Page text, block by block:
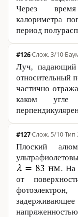
Через
калориметра
период
#126· 3/10·
Луч, падающий
относительный
частично
каком угле
#127· 5/10·Тип
Плоский
. На
от